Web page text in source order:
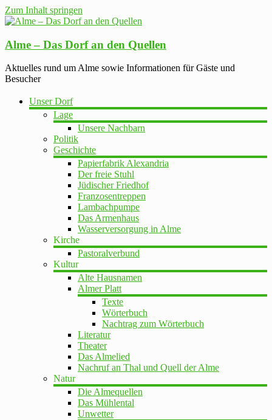
Zum Inhalt springen
Alme – Das Dorf an den Quellen
Aktuelles rund um Alme sowie Informationen für Gäste und
Besucher
Unser Dorf
Lage
Unsere Nachbarn
Politik
Geschichte
Papierfabrik Alexandria
Der freie Stuhl
Jüdischer Friedhof
Franzosentreppen
Lambachpumpe
Das Armenhaus
Wasserversorgung in Alme
Kirche
Pastoralverbund
Kultur
Alte Hausnamen
Almer Platt
Texte
Wörterbuch
Nachtrag zum Wörterbuch
Literatur
Theater
Das Almelied
Nachruf an Thal und Quell der Alme
Natur
Die Almequellen
Das Mühlental
Unwetter